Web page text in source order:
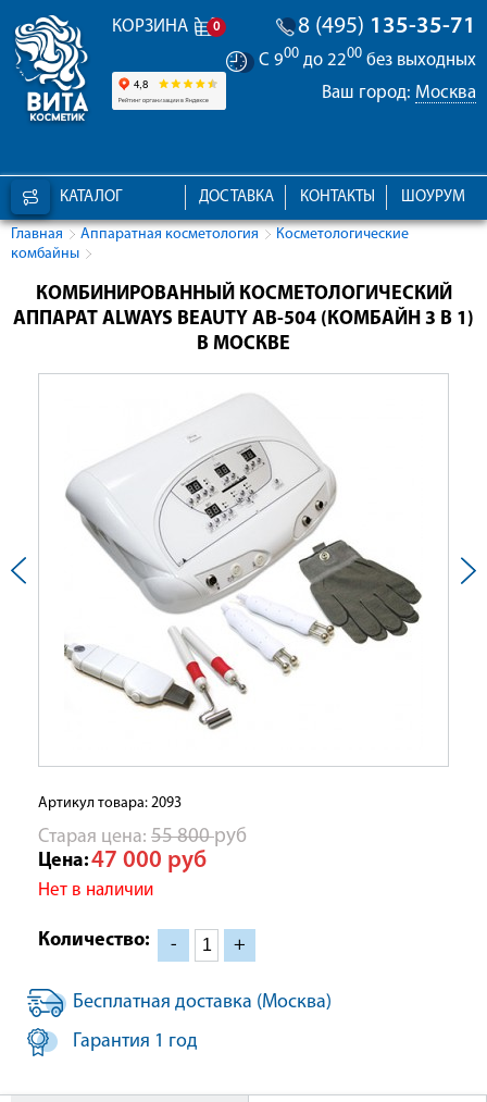
КОРЗИНА 0 8 (495) 135-35-71
С 900 до 2200 без выходных
Ваш город: Москва
КАТАЛОГ ШОУРУМ
КОНТАКТЫ
ДОСТАВКА
Главная Аппаратная косметология
Косметологические
комбайны
КОМБИНИРОВАННЫЙ КОСМЕТОЛОГИЧЕСКИЙ
АППАРАТ ALWAYS BEAUTY AB-504 (КОМБАЙН 3 В 1)
В МОСКВЕ
Артикул товара: 2093
Cтарая цена: 55 800руб
Цена:47 000 руб
Нет в наличии
Количество: - +
Бесплатная доставка (Москва)
Гарантия 1 год